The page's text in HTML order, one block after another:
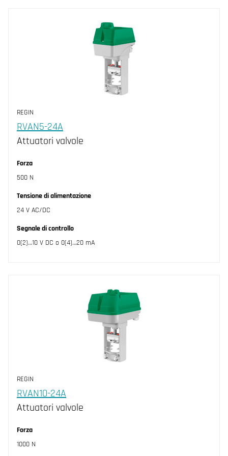
REGIN
RVAN5-24A
Attuatori valvole
Forza
500 N
Tensione di alimentazione
24 V AC/DC
Segnale di controllo
0(2)…10 V DC o 0(4)…20 mA
REGIN
RVAN10-24A
Attuatori valvole
Forza
1000 N